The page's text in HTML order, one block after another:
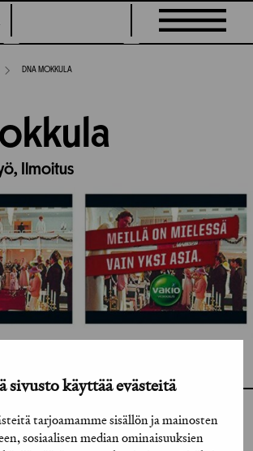
sivusto käyttää evästeitä
tarjoamamme sisällön ja mainosten
sosiaalisen median ominaisuuksien
DNA MOKKULA
Ilmoitus
henkilöt / tahot:
GRAFIA RY
GRAFIA(AT)GRAFIA.FI
UUDENMAANKATU 11 B 9,